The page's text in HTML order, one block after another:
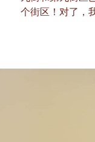
个街区！对了，